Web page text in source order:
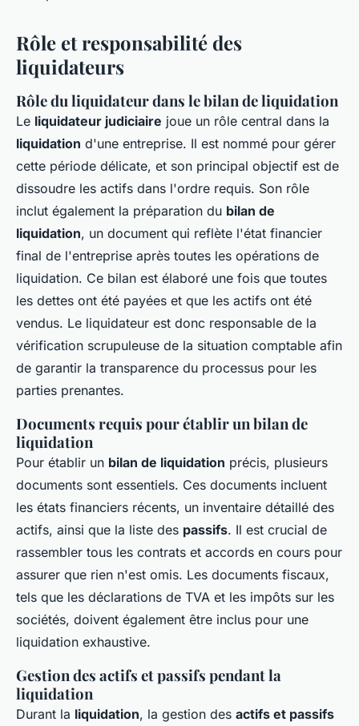
Rôle et responsabilité des
liquidateurs
Rôle du liquidateur dans le bilan de liquidation
Le liquidateur judiciaire joue un rôle central dans la
liquidation d'une entreprise. Il est nommé pour gérer
cette période délicate, et son principal objectif est de
dissoudre les actifs dans l'ordre requis. Son rôle
inclut également la préparation du bilan de
liquidation, un document qui reflète l'état financier
final de l'entreprise après toutes les opérations de
liquidation. Ce bilan est élaboré une fois que toutes
les dettes ont été payées et que les actifs ont été
vendus. Le liquidateur est donc responsable de la
vérification scrupuleuse de la situation comptable afin
de garantir la transparence du processus pour les
parties prenantes.
Documents requis pour établir un bilan de
liquidation
Pour établir un bilan de liquidation précis, plusieurs
documents sont essentiels. Ces documents incluent
les états financiers récents, un inventaire détaillé des
actifs, ainsi que la liste des passifs. Il est crucial de
rassembler tous les contrats et accords en cours pour
assurer que rien n'est omis. Les documents fiscaux,
tels que les déclarations de TVA et les impôts sur les
sociétés, doivent également être inclus pour une
liquidation exhaustive.
Gestion des actifs et passifs pendant la
liquidation
Durant la liquidation, la gestion des actifs et passifs